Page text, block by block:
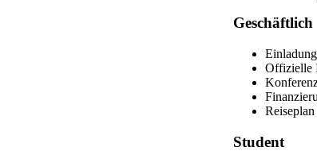
Geschäftlich
Offizielle
Student